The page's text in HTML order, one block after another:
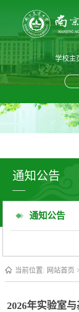
学校主
通知公告
通知公告
当前位置: 网站首页
2026年实验室